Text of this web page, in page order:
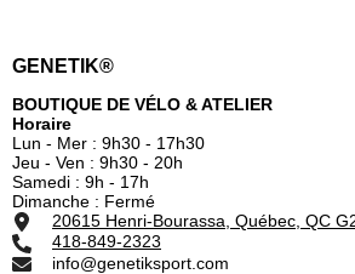
GENETIK®
BOUTIQUE DE VÉLO & ATELIER
Horaire
Lun - Mer : 9h30 - 17h30
Jeu - Ven : 9h30 - 20h
Samedi : 9h - 17h
Dimanche : Fermé
20615 Henri-Bourassa, Québec, QC
418-849-2323
info@genetiksport.com